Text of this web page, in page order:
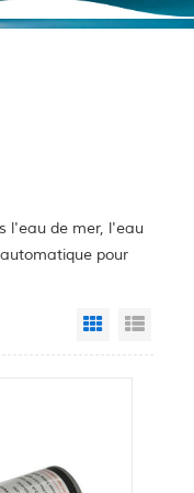
l'eau de mer, l'eau
pour
Grid View